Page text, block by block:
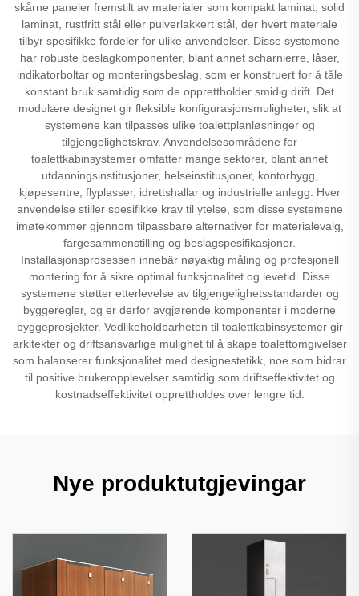
skårne paneler fremstilt av materialer som kompakt laminat, solid
laminat, rustfritt stål eller pulverlakkert stål, der hvert materiale
tilbyr spesifikke fordeler for ulike anvendelser. Disse systemene
har robuste beslagkomponenter, blant annet scharnierre, låser,
indikatorboltar og monteringsbeslag, som er konstruert for å tåle
konstant bruk samtidig som de opprettholder smidig drift. Det
modulære designet gir fleksible konfigurasjonsmuligheter, slik at
systemene kan tilpasses ulike toalettplanløsninger og
tilgjengelighetskrav. Anvendelsesområdene for
toalettkabinsystemer omfatter mange sektorer, blant annet
utdanningsinstitusjoner, helseinstitusjoner, kontorbygg,
kjøpesentre, flyplasser, idrettshallar og industrielle anlegg. Hver
anvendelse stiller spesifikke krav til ytelse, som disse systemene
imøtekommer gjennom tilpassbare alternativer for materialevalg,
fargesammenstilling og beslagspesifikasjoner.
Installasjonsprosessen innebär nøyaktig måling og profesjonell
montering for å sikre optimal funksjonalitet og levetid. Disse
systemene støtter etterlevelse av tilgjengelighetsstandarder og
byggeregler, og er derfor avgjørende komponenter i moderne
byggeprosjekter. Vedlikeholdbarheten til toalettkabinsystemer gir
arkitekter og driftsansvarlige mulighet til å skape toalettomgivelser
som balanserer funksjonalitet med designestetikk, noe som bidrar
til positive brukeropplevelser samtidig som driftseffektivitet og
kostnadseffektivitet opprettholdes over lengre tid.
Nye produktutgjevingar